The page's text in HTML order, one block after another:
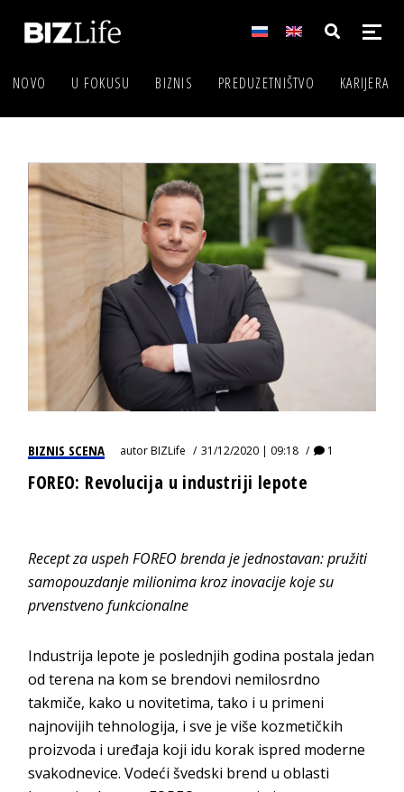
NOVO U FOKUSU BIZNIS PREDUZETNIŠTVO KARIJERA
BIZNIS SCENA autorBIZLife 31/12/2020 | 09:18 1
FOREO: Revolucija u industriji lepote
Recept za uspeh FOREO brenda je jednostavan: pružiti
samopouzdanje milionima kroz inovacije koje su
prvenstveno funkcionalne
Industrija lepote je poslednjih godina postala jedan
od terena na kom se brendovi nemilosrdno
takmiče, kako u novitetima, tako i u primeni
najnovijih tehnologija, i sve je više kozmetičkih
proizvoda i uređaja koji idu korak ispred moderne
svakodnevice. Vodeći švedski brend u oblasti